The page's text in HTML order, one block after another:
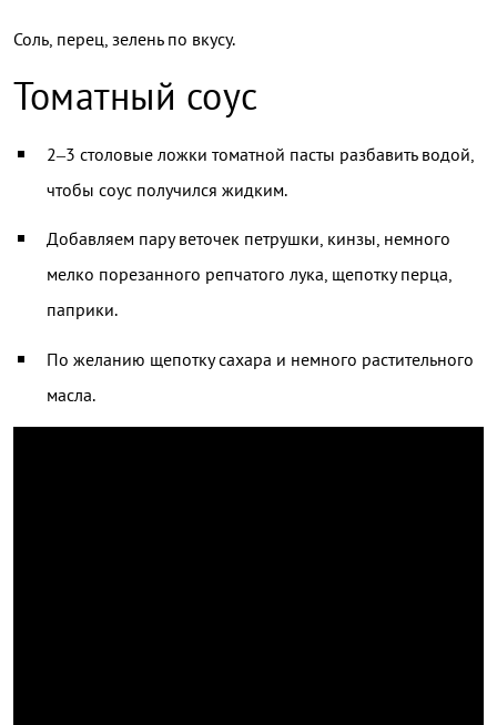
Соль, перец, зелень по вкусу.
Томатный соус
2–3 столовые ложки томатной пасты разбавить водой,
чтобы соус получился жидким.
Добавляем пару веточек петрушки, кинзы, немного
мелко порезанного репчатого лука, щепотку перца,
паприки.
По желанию щепотку сахара и немного растительного
масла.